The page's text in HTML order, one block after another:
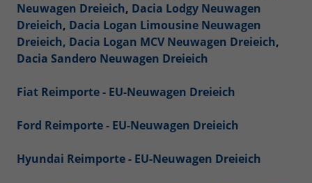
Neuwagen Dreieich, Dacia Lodgy Neuwagen
Dreieich, Dacia Logan Limousine Neuwagen
Dreieich, Dacia Logan MCV Neuwagen Dreieich,
Dacia Sandero Neuwagen Dreieich
Fiat Reimporte - EU-Neuwagen Dreieich
Ford Reimporte - EU-Neuwagen Dreieich
Hyundai Reimporte - EU-Neuwagen Dreieich